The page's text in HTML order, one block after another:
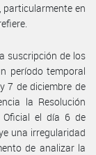
en
suscripción de los
período temporal
7 de diciembre de
la Resolución
el día 6 de
una irregularidad
de analizar la